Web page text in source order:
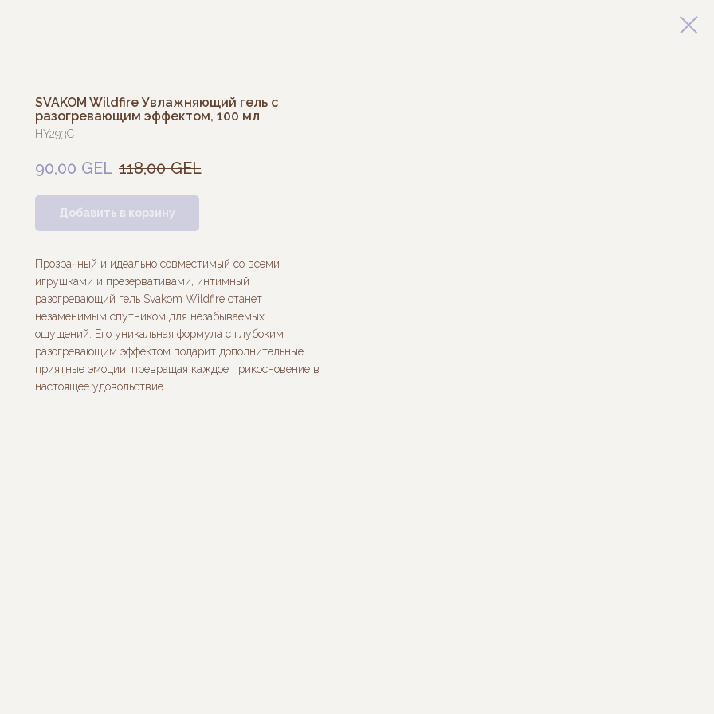
SVAKOM Wildfire Увлажняющий гель с
разогревающим эффектом, 100 мл
HY293C
90,00 GEL 118,00 GEL
Добавить в корзину
Прозрачный и идеально совместимый со всеми
игрушками и презервативами, интимный
разогревающий гель Svakom Wildfire станет
незаменимым спутником для незабываемых
ощущений. Его уникальная формула с глубоким
разогревающим эффектом подарит дополнительные
приятные эмоции, превращая каждое прикосновение в
настоящее удовольствие.